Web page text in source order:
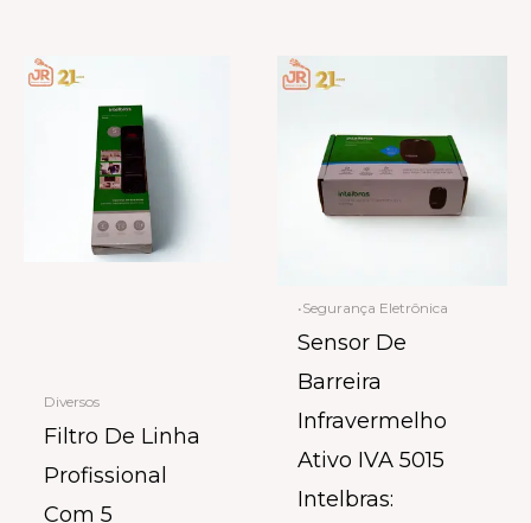
Diversos
Filtro De Linha
Profissional
Com 5
•Segurança Eletrônica
Sensor De
Barreira
Infravermelho
Ativo IVA 5015
Intelbras: